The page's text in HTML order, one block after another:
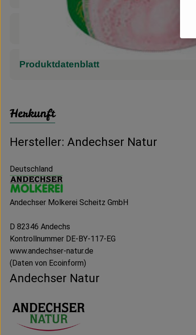
Nährwert-Info
Produktdatenblatt
Herkunft
Hersteller: Andechser Natur
Deutschland
Andechser Molkerei Scheitz GmbH
D 82346 Andechs
Kontrollnummer DE-BY-117-EG
www.andechser-natur.de
(Daten von Ecoinform)
Andechser Natur